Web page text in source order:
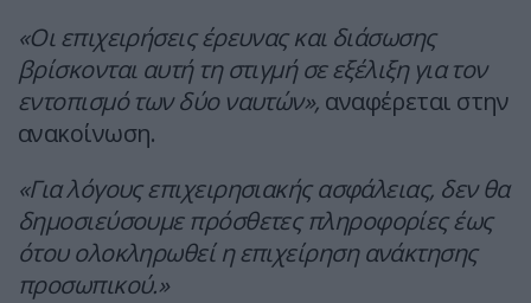
«Οι επιχειρήσεις έρευνας και διάσωσης
βρίσκονται αυτή τη στιγμή σε εξέλιξη για τον
εντοπισμό των δύο ναυτών», αναφέρεται στην
ανακοίνωση.
«Για λόγους επιχειρησιακής ασφάλειας, δεν θα
δημοσιεύσουμε πρόσθετες πληροφορίες έως
ότου ολοκληρωθεί η επιχείρηση ανάκτησης
προσωπικού.»